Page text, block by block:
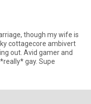
though my wife is
cottagecore ambivert
out. Avid gamer and
gay. Supe